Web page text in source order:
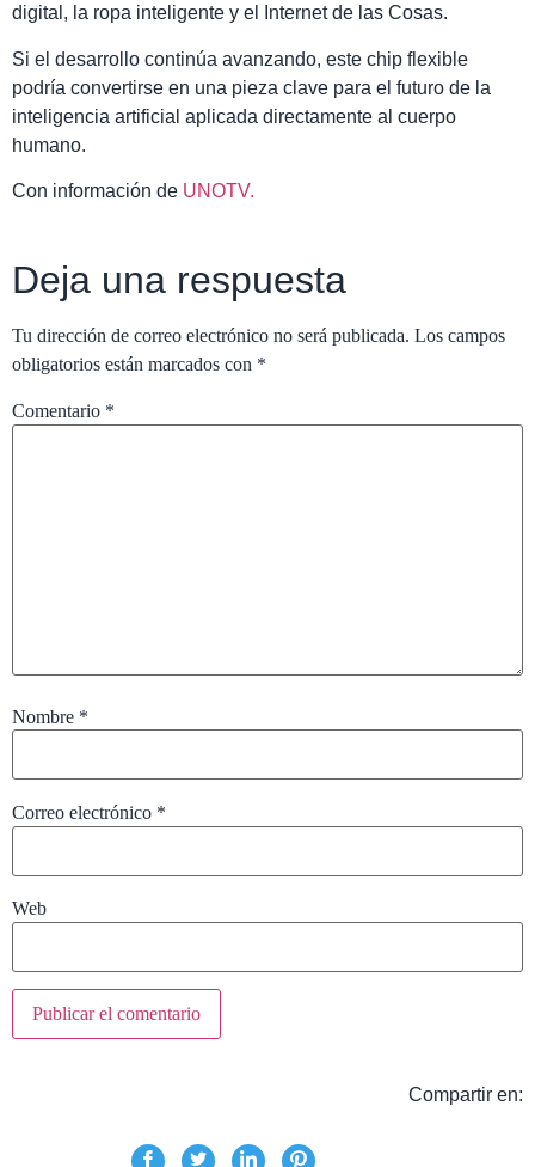
digital, la ropa inteligente y el Internet de las Cosas.
Si el desarrollo continúa avanzando, este chip flexible
podría convertirse en una pieza clave para el futuro de la
inteligencia artificial aplicada directamente al cuerpo
humano.
Con información de UNOTV.
Deja una respuesta
Tu dirección de correo electrónico no será publicada. Los campos
obligatorios están marcados con *
Comentario *
Nombre *
Correo electrónico *
Web
Compartir en: